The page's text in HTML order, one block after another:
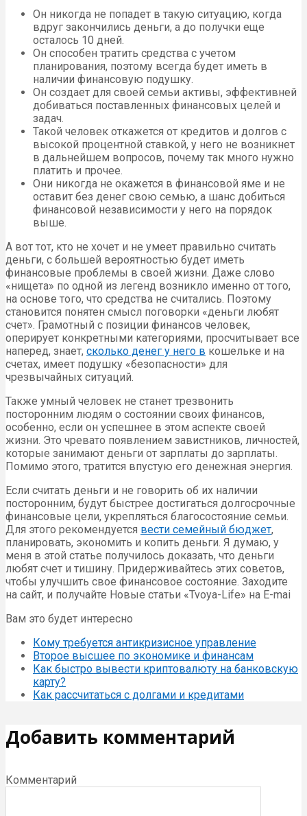
Он никогда не попадет в такую ситуацию, когда
вдруг закончились деньги, а до получки еще
осталось 10 дней.
Он способен тратить средства с учетом
планирования, поэтому всегда будет иметь в
наличии финансовую подушку.
Он создает для своей семьи активы, эффективней
добиваться поставленных финансовых целей и
задач.
Такой человек откажется от кредитов и долгов с
высокой процентной ставкой, у него не возникнет
в дальнейшем вопросов, почему так много нужно
платить и прочее.
Они никогда не окажется в финансовой яме и не
оставит без денег свою семью, а шанс добиться
финансовой независимости у него на порядок
выше.
А вот тот, кто не хочет и не умеет правильно считать
деньги, с большей вероятностью будет иметь
финансовые проблемы в своей жизни. Даже слово
«нищета» по одной из легенд возникло именно от того,
на основе того, что средства не считались. Поэтому
становится понятен смысл поговорки «деньги любят
счет». Грамотный с позиции финансов человек,
оперирует конкретными категориями, просчитывает все
наперед, знает, сколько денег у него в кошельке и на
счетах, имеет подушку «безопасности» для
чрезвычайных ситуаций.
Также умный человек не станет трезвонить
посторонним людям о состоянии своих финансов,
особенно, если он успешнее в этом аспекте своей
жизни. Это чревато появлением завистников, личностей,
которые занимают деньги от зарплаты до зарплаты.
Помимо этого, тратится впустую его денежная энергия.
Если считать деньги и не говорить об их наличии
посторонним, будут быстрее достигаться долгосрочные
финансовые цели, укрепляться благосостояние семьи.
Для этого рекомендуется вести семейный бюджет,
планировать, экономить и копить деньги. Я думаю, у
меня в этой статье получилось доказать, что деньги
любят счет и тишину. Придерживайтесь этих советов,
чтобы улучшить свое финансовое состояние. Заходите
на сайт, и получайте Новые статьи «Tvoya-Life» на E-mai
Вам это будет интересно
Кому требуется антикризисное управление
Второе высшее по экономике и финансам
Как быстро вывести криптовалюту на банковскую
карту?
Как рассчитаться с долгами и кредитами
Добавить комментарий
Комментарий